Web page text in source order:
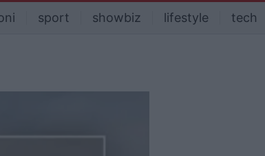
sport showbiz lifestyle tech